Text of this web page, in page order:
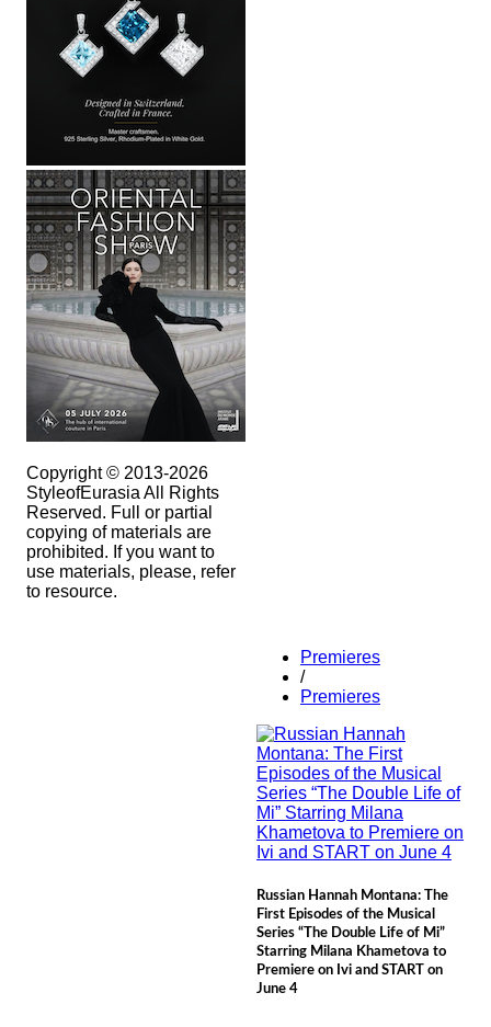
Copyright © 2013-2026
StyleofEurasia All Rights
Reserved. Full or partial
copying of materials are
prohibited. If you want to
use materials, please, refer
to resource.
Premieres
/
Premieres
Russian Hannah Montana: The
First Episodes of the Musical
Series “The Double Life of Mi”
Starring Milana Khametova to
Premiere on Ivi and START on
June 4